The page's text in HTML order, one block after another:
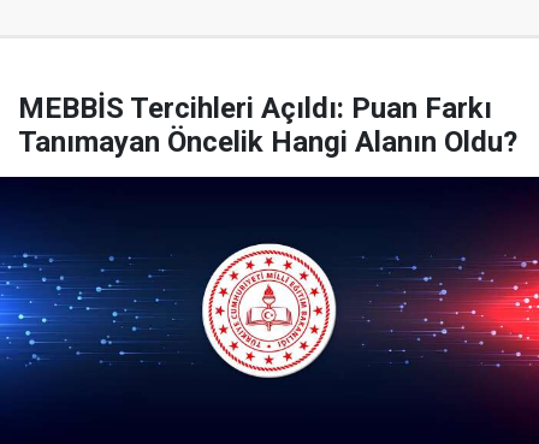
MEBBİS Tercihleri Açıldı: Puan Farkı
Tanımayan Öncelik Hangi Alanın Oldu?